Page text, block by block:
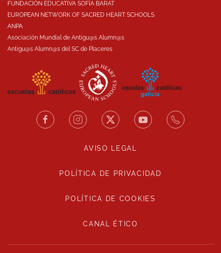
FUNDACIÓN EDUCATIVA SOFÍA BARAT
EUROPEAN NETWORK OF SACRED HEART SCHOOLS
ANPA
Asociación Mundial de Antigu@s Alumn@s
Antigu@s Alumn@s del SC de Placeres
AVISO LEGAL
POLÍTICA DE PRIVACIDAD
POLÍTICA DE COOKIES
CANAL ÉTICO